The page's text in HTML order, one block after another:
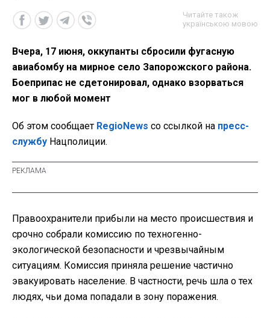
Читайте також
українською мовою
Вчера, 17 июня, оккупанты сбросили фугасную
авиабомбу на мирное село Запорожского района.
Боеприпас не сдетонировал, однако взорваться
мог в любой момент
Об этом сообщает RegioNews со ссылкой на пресс-
службу Нацполиции.
Правоохранители прибыли на место происшествия и
срочно собрали комиссию по техногенно-
экологической безопасности и чрезвычайным
ситуациям. Комиссия приняла решение частично
эвакуировать население. В частности, речь шла о тех
людях, чьи дома попадали в зону поражения.